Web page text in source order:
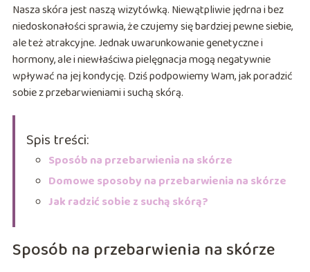
Nasza skóra jest naszą wizytówką. Niewątpliwie jędrna i bez
niedoskonałości sprawia, że czujemy się bardziej pewne siebie,
ale też atrakcyjne. Jednak uwarunkowanie genetyczne i
hormony, ale i niewłaściwa pielęgnacja mogą negatywnie
wpływać na jej kondycję. Dziś podpowiemy Wam, jak poradzić
sobie z przebarwieniami i suchą skórą.
Spis treści:
Sposób na przebarwienia na skórze
Domowe sposoby na przebarwienia na skórze
Jak radzić sobie z suchą skórą?
Sposób na przebarwienia na skórze